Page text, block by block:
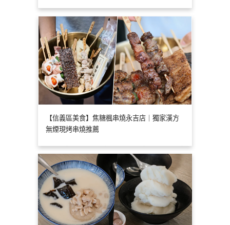
【信義區美食】焦糖楓串燒永吉店｜獨家漢方
無煙現烤串燒推薦